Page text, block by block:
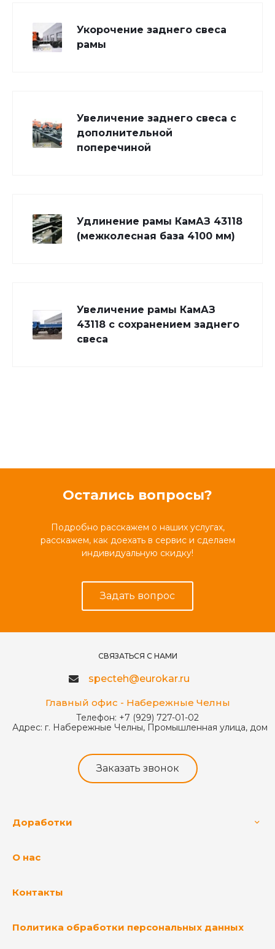
Укорочение заднего свеса
рамы
Увеличение заднего свеса с
дополнительной
поперечиной
Удлинение рамы КамАЗ 43118
(межколесная база 4100 мм)
Увеличение рамы КамАЗ
43118 с сохранением заднего
свеса
Остались вопросы?
Подробно расскажем о наших услугах,
расскажем, как доехать в сервис и сделаем
индивидуальную скидку!
Задать вопрос
СВЯЗАТЬСЯ С НАМИ
specteh@eurokar.ru
Главный офис - Набережные Челны
Телефон: +7 (929) 727-01-02
Адрес: г. Набережные Челны, Промышленная улица, дом
Заказать звонок
Доработки
О нас
Контакты
Политика обработки персональных данных